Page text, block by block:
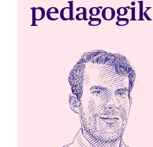
pedagogik